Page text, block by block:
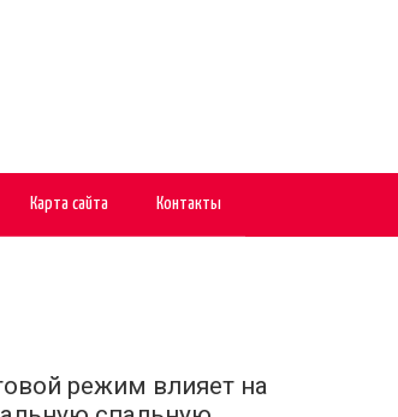
Карта сайта Контакты
режим влияет на